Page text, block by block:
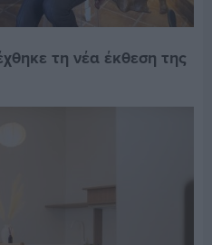
τη νέα έκθεση της